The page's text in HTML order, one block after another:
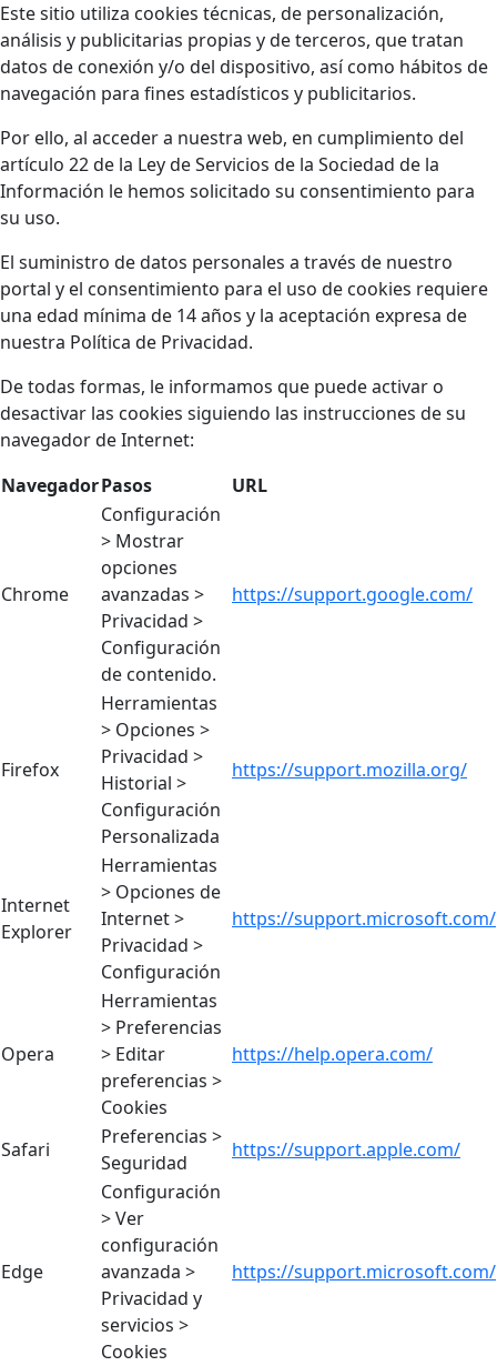
Este sitio utiliza cookies técnicas, de personalización,
análisis y publicitarias propias y de terceros, que tratan
datos de conexión y/o del dispositivo, así como hábitos de
navegación para fines estadísticos y publicitarios.
Por ello, al acceder a nuestra web, en cumplimiento del
artículo 22 de la Ley de Servicios de la Sociedad de la
Información le hemos solicitado su consentimiento para
su uso.
El suministro de datos personales a través de nuestro
portal y el consentimiento para el uso de cookies requiere
una edad mínima de 14 años y la aceptación expresa de
nuestra Política de Privacidad.
De todas formas, le informamos que puede activar o
desactivar las cookies siguiendo las instrucciones de su
navegador de Internet:
NavegadorPasos URL
Chrome
Configuración
> Mostrar
opciones
avanzadas >
Privacidad >
Configuración
de contenido.
https://support.google.com/
Firefox
Herramientas
> Opciones >
Privacidad >
Historial >
Configuración
Personalizada
https://support.mozilla.org/
Internet
Explorer
Herramientas
> Opciones de
Internet >
Privacidad >
Configuración
https://support.microsoft.com/
Opera
Herramientas
> Preferencias
> Editar
preferencias >
Cookies
https://help.opera.com/
Safari
Preferencias >
Seguridad
https://support.apple.com/
Edge
Configuración
> Ver
configuración
avanzada >
Privacidad y
servicios >
Cookies
https://support.microsoft.com/